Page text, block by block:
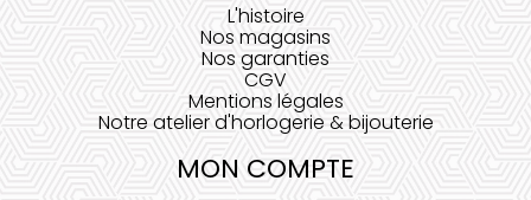
L'histoire
Nos magasins
Nos garanties
CGV
Mentions légales
Notre atelier d'horlogerie & bijouterie
MON COMPTE